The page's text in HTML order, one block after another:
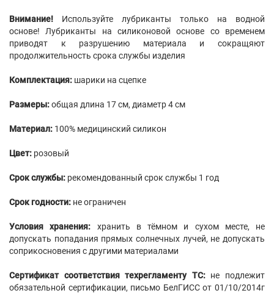
Внимание! Используйте лубриканты только на водной
основе! Лубриканты на силиконовой основе со временем
приводят к разрушению материала и сокращяют
продолжительность срока службы изделия
Комплектация: шарики на сцепке
Размеры:общая длина 17 см, диаметр 4 см
Материал: 100% медицинский силикон
Цвет: розовый
Срок службы: рекомендованный срок службы 1 год
Срок годности: не ограничен
Условия хранения: хранить в тёмном и сухом месте, не
допускать попадания прямых солнечных лучей, не допускать
соприкосновения с другими материалами
Сертификат соответствия техрегламенту ТС:не подлежит
обязательной сертификации, письмо БелГИСС от 01/10/2014г